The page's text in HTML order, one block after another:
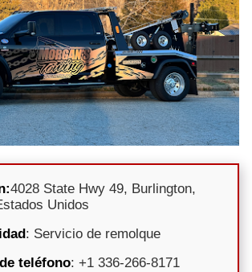
4028 State Hwy 49, Burlington,
Unidos
: Servicio de remolque
teléfono: +1 336-266-8171